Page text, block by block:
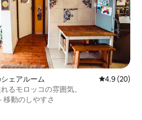
ェアルーム レビュー20
4.9 (20)
るモロッコの雰囲気。
· 移動のしやすさ